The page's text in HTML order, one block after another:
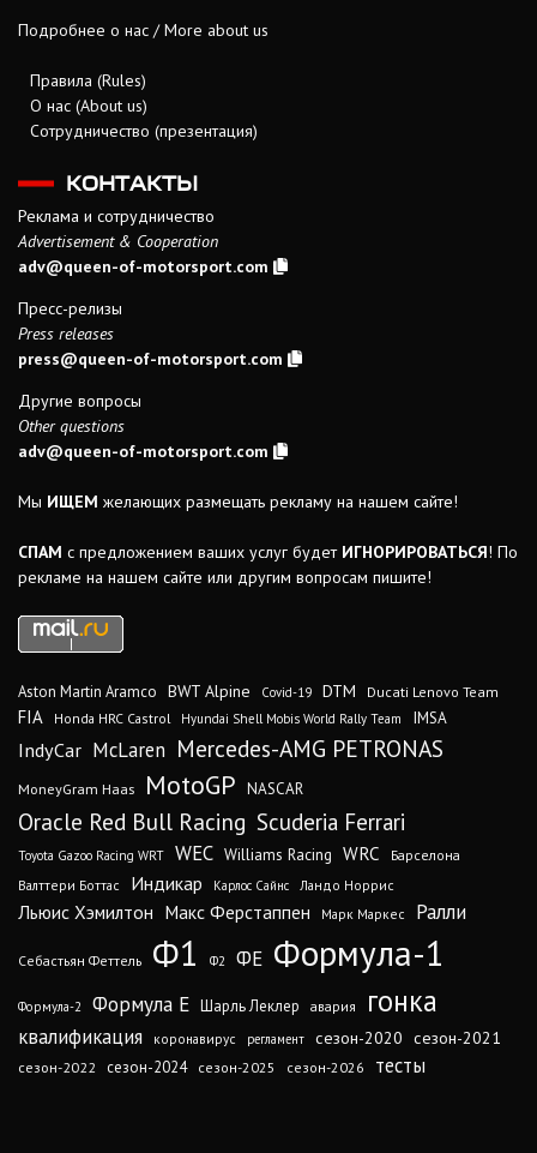
Подробнее о нас / More about us
Правила (Rules)
О нас (About us)
Сотрудничество (презентация)
КОНТАКТЫ
Реклама и сотрудничество
Advertisement & Cooperation
adv@queen-of-motorsport.com
Пресс-релизы
Press releases
press@queen-of-motorsport.com
Другие вопросы
Other questions
adv@queen-of-motorsport.com
Мы ИЩЕМ желающих размещать рекламу на нашем сайте!
СПАМ с предложением ваших услуг будет ИГНОРИРОВАТЬСЯ! По
рекламе на нашем сайте или другим вопросам пишите!
Aston Martin Aramco BWT Alpine Covid-19 DTM Ducati Lenovo Team
FIA Honda HRC Castrol Hyundai Shell Mobis World Rally Team IMSA
IndyCar McLaren Mercedes-AMG PETRONAS
MoneyGram Haas MotoGP NASCAR
Oracle Red Bull Racing Scuderia Ferrari
Toyota Gazoo Racing WRT WEC Williams Racing WRC
Барселона
Валттери Боттас
Индикар Карлос Сайнс Ландо Норрис
Льюис Хэмилтон Макс Ферстаппен Марк Маркес Ралли
Себастьян Феттель Ф1 Ф2 ФЕ Формула-1
Формула-2 Формула Е Шарль Леклер авария гонка
квалификация коронавирус регламент сезон-2020 сезон-2021
сезон-2022 сезон-2024 сезон-2025 сезон-2026 тесты